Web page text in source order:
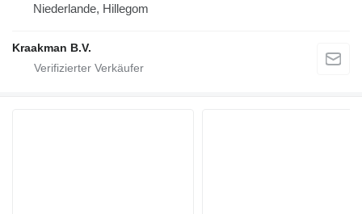
Niederlande, Hillegom
Kraakman B.V.